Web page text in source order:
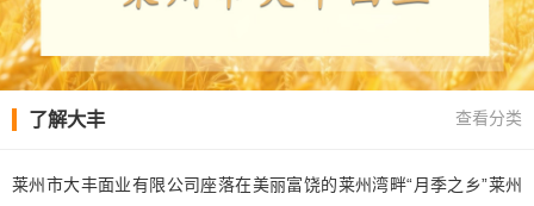
了解大丰 查看分类
莱州市大丰面业有限公司座落在美丽富饶的莱州湾畔“月季之乡”莱州